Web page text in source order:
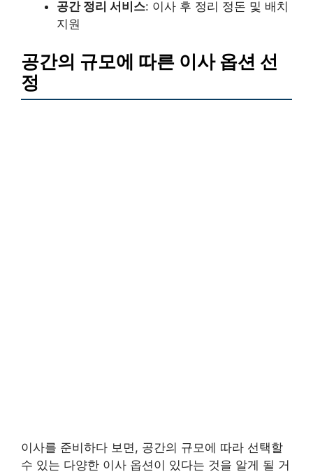
공간 정리 서비스: 이사 후 정리 정돈 및 배치
지원
공간의 규모에 따른 이사 옵션 선
정
이사를 준비하다 보면, 공간의 규모에 따라 선택할
수 있는 다양한 이사 옵션이 있다는 것을 알게 될 거